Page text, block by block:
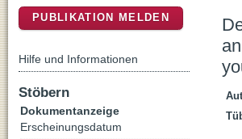
PUBLIKATION MELDEN
Hilfe und Informationen
Stöbern
Dokumentanzeige
Erscheinungsdatum